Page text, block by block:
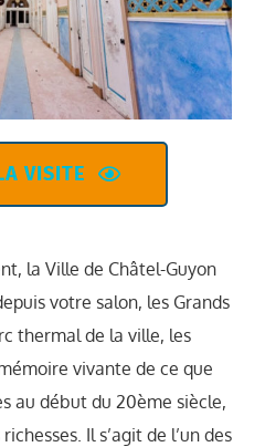
VISITE
la Ville de Châtel-Guyon
votre salon, les Grands
thermal de la ville, les
vivante de ce que
au début du 20ème siècle,
Il s’agit de l’un des